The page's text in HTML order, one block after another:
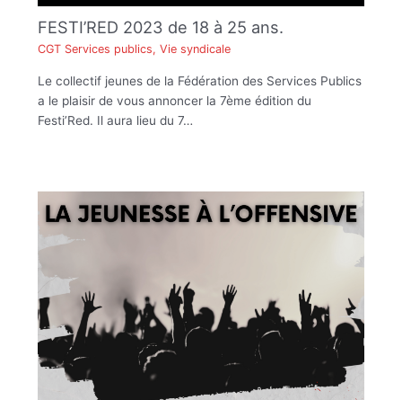
FESTI’RED 2023 de 18 à 25 ans.
CGT Services publics, Vie syndicale
Le collectif jeunes de la Fédération des Services Publics
a le plaisir de vous annoncer la 7ème édition du
Festi’Red. Il aura lieu du 7…